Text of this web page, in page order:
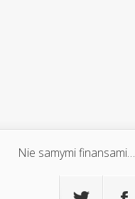
Nie samymi finansami…